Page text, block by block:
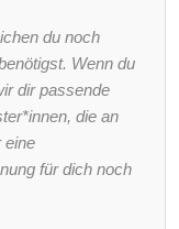
du noch
Wenn du
dir passende
die an
eine
für dich noch